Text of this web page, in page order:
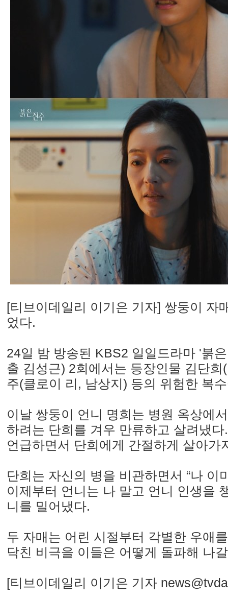
[티브이데일리 이기은 기자] 쌍둥이 자
었다.
24일 밤 방송된 KBS2 일일드라마 '붉
출 김성근) 2회에서는 등장인물 김단
주(클로이 리, 남상지) 등의 위험한 복
이날 쌍둥이 언니 명희는 병원 옥상에
하려는 단희를 겨우 만류하고 살려냈
언급하면서 단희에게 간절하게 살아가
단희는 자신의 병을 비관하면서 “나 이
이제부터 언니는 나 말고 언니 인생을
니를 밀어냈다.
두 자매는 어린 시절부터 각별한 우애
닥친 비극을 이들은 어떻게 돌파해 나
[티브이데일리 이기은 기자